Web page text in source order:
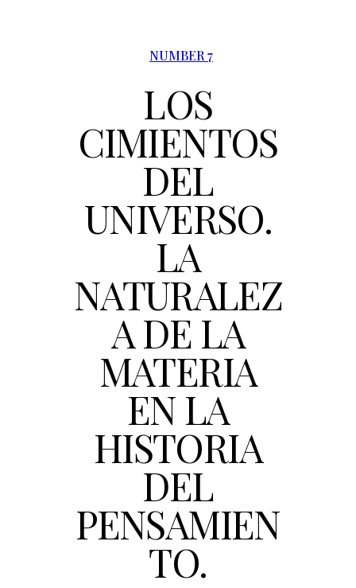
NUMBER 7
LOS
CIMIENTOS
DEL
UNIVERSO.
LA
NATURALEZ
A DE LA
MATERIA
EN LA
HISTORIA
DEL
PENSAMIEN
TO.